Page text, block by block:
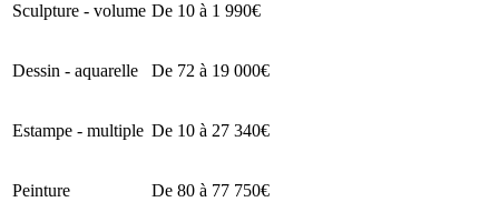
Sculpture - volume De 10 à 1 990€
Dessin - aquarelle De 72 à 19 000€
Estampe - multiple De 10 à 27 340€
Peinture De 80 à 77 750€